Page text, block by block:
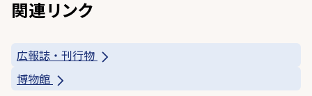
関連リンク
広報誌・刊行物
博物館